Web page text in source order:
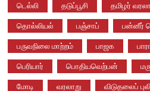
டெல்லி தடுப்பூசி தமிழர்
தொல்லியல் பஞ்சாப் பன்னீர்
பருவநிலை மாற்றம் பாஜக
பெரியார் பொதியவெற்பன்
மோடி வரலாறு விடுதலைப்